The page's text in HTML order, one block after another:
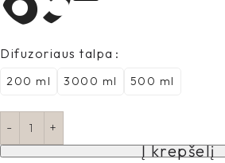
Difuzoriaus talpa
200 ml 3000 ml 500 ml
Į krepšelį